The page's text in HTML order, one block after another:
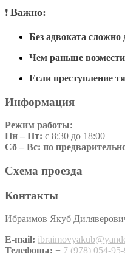
❗ Важно:
Без адвоката сложно
Чем раньше
Если преступление
Информация
Режим работы:
Пн – Пт: с 8:30 до 18:00
Сб – Вс: по
Схема проезда
Контакты
Ибраимов Якуб
E-mail:
Телефоны: + 7 (978) 054-95-